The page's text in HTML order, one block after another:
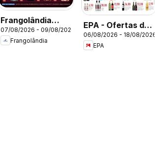
Frangolândia
ofertas Bebidas
07/08/2026 - 09/08/2026
Frangolândia
EPA - Ofertas da
semana
06/08/2026 - 18/08/2026
EPA